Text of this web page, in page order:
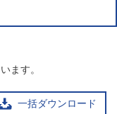
ます。
一括ダウンロード